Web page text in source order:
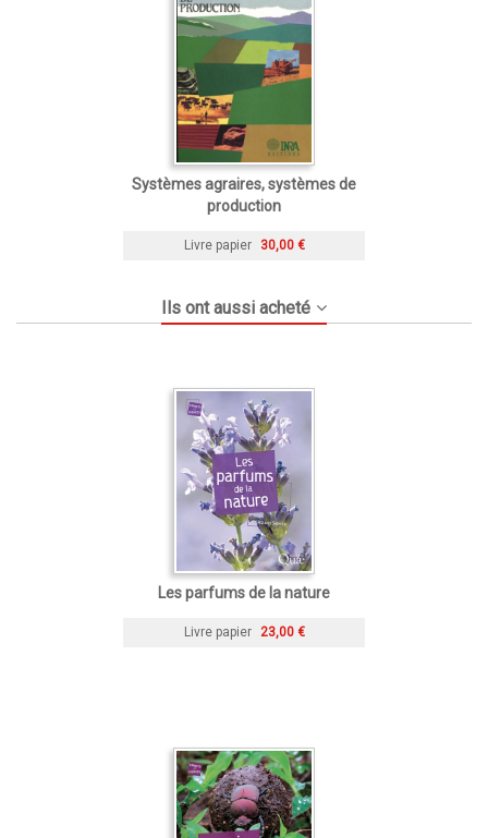
Systèmes agraires, systèmes de
production
Livre papier 30,00 €
Ils ont aussi acheté
Les parfums de la nature
Livre papier 23,00 €